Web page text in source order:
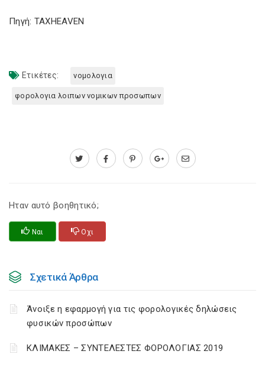
Πηγή: TAXHEAVEN
Ετικέτες: νομολογια
φορολογια λοιπων νομικων προσωπων
Ηταν αυτό βοηθητικό;
Ναι Οχι
Σχετικά Άρθρα
Άνοιξε η εφαρμογή για τις φορολογικές δηλώσεις
φυσικών προσώπων
ΚΛΙΜΑΚΕΣ – ΣΥΝΤΕΛΕΣΤΕΣ ΦΟΡΟΛΟΓΙΑΣ 2019